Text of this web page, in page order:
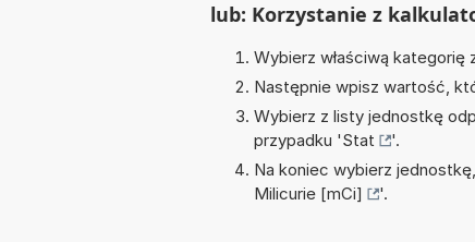
lub: Korzystanie z
Wybierz właściwą kategorię
Następnie wpisz wartość,
Wybierz z listy jednostkę
przypadku 'Stat
'.
Na koniec wybierz
Milicurie [mCi]
'.